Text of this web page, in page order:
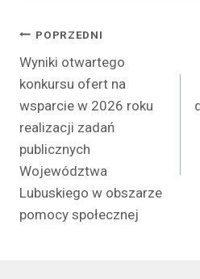
Nawigacja
wpisu
POPRZEDNI
Wyniki otwartego
konkursu ofert na
wsparcie w 2026 roku
realizacji zadań
publicznych
Województwa
Lubuskiego w obszarze
pomocy społecznej